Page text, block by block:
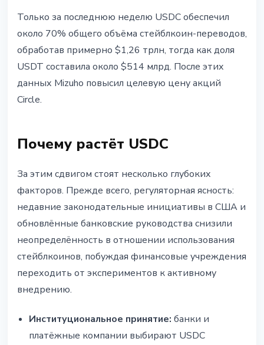
Только за последнюю неделю USDC обеспечил
около 70% общего объёма стейблкоин-переводов,
обработав примерно $1,26 трлн, тогда как доля
USDT составила около $514 млрд. После этих
данных Mizuho повысил целевую цену акций
Circle.
Почему растёт USDC
За этим сдвигом стоят несколько глубоких
факторов. Прежде всего, регуляторная ясность:
недавние законодательные инициативы в США и
обновлённые банковские руководства снизили
неопределённость в отношении использования
стейблкоинов, побуждая финансовые учреждения
переходить от экспериментов к активному
внедрению.
Институциональное принятие: банки и
платёжные компании выбирают USDC